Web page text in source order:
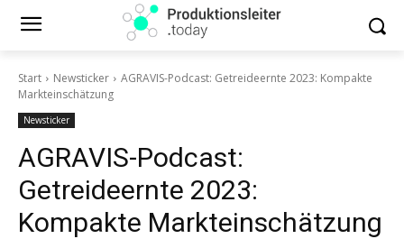
Start Newsticker
AGRAVIS-Podcast: Getreideernte 2023: Kompakte
Markteinschätzung
Newsticker
AGRAVIS-Podcast:
Getreideernte 2023:
Kompakte Markteinschätzung